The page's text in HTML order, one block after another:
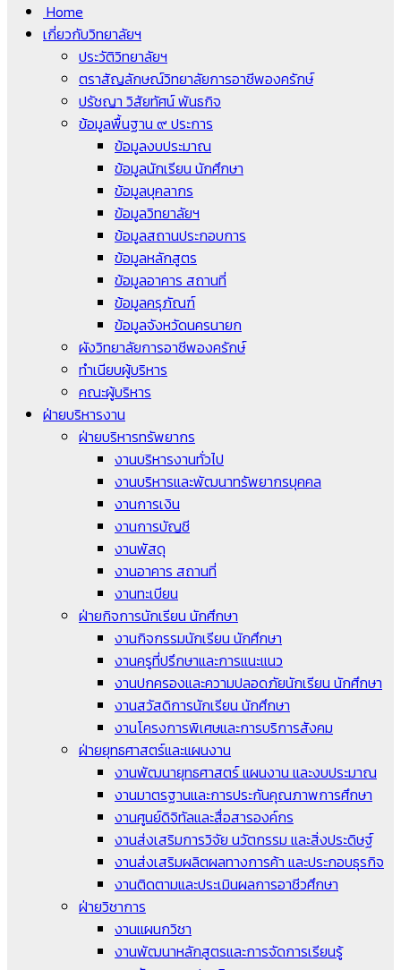
Home
เกี่ยวกับวิทยาลัยฯ
ประวัติวิทยาลัยฯ
ตราสัญลักษณ์วิทยาลัยการอาชีพองครักษ์
ปรัชญา วิสัยทัศน์ พันธกิจ
ข้อมูลพื้นฐาน ๙ ประการ
ข้อมูลงบประมาณ
ข้อมูลนักเรียน นักศึกษา
ข้อมูลบุคลากร
ข้อมูลวิทยาลัยฯ
ข้อมูลสถานประกอบการ
ข้อมูลหลักสูตร
ข้อมูลอาคาร สถานที่
ข้อมูลครุภัณฑ์
ข้อมูลจังหวัดนครนายก
ผังวิทยาลัยการอาชีพองครักษ์
ทำเนียบผู้บริหาร
คณะผู้บริหาร
ฝ่ายบริหารงาน
ฝ่ายบริหารทรัพยากร
งานบริหารงานทั่วไป
งานบริหารและพัฒนาทรัพยากรบุคคล
งานการเงิน
งานการบัญชี
งานพัสดุ
งานอาคาร สถานที่
งานทะเบียน
ฝ่ายกิจการนักเรียน นักศึกษา
งานกิจกรรมนักเรียน นักศึกษา
งานครูที่ปรึกษาและการแนะแนว
งานปกครองและความปลอดภัยนักเรียน นักศึกษา
งานสวัสดิการนักเรียน นักศึกษา
งานโครงการพิเศษและการบริการสังคม
ฝ่ายยุทธศาสตร์และแผนงาน
งานพัฒนายุทธศาสตร์ แผนงาน และงบประมาณ
งานมาตรฐานและการประกันคุณภาพการศึกษา
งานศูนย์ดิจิทัลและสื่อสารองค์กร
งานส่งเสริมการวิจัย นวัตกรรม และสิ่งประดิษฐ์
งานส่งเสริมผลิตผลทางการค้า และประกอบธุรกิจ
งานติดตามและประเมินผลการอาชีวศึกษา
ฝ่ายวิชาการ
งานแผนกวิชา
งานพัฒนาหลักสูตรและการจัดการเรียนรู้